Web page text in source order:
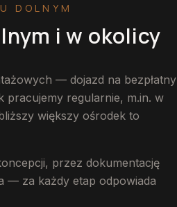
DOLNYM
i w okolicy
— dojazd na bezpłatny
pracujemy regularnie, m.in. w
większy ośrodek to
przez dokumentację
— za każdy etap odpowiada